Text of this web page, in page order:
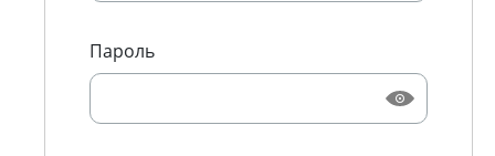
Пароль